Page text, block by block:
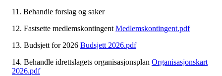
11. Behandle forslag og saker
12. Fastsette medlemskontingent Medlemskontingent.pdf
13. Budsjett for 2026 Budsjett 2026.pdf
14. Behandle idrettslagets organisasjonsplan Organisasjonskart
2026.pdf